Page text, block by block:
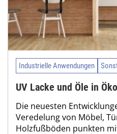
Industrielle Anwendungen
UV Lacke und Öle in
Die neuesten
Veredelung von Möbel,
Holzfußböden punkten